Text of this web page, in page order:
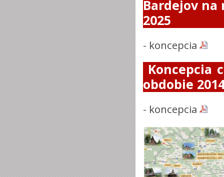
Bardejov na
2025
- koncepcia
Koncepcia
obdobie
- koncepcia